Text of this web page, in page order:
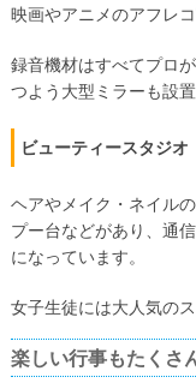
映画やアニメのアフレ
録音機材はすべてプロ
つよう大型ミラーも設置
ビューティースタジオ
ヘアやメイク・ネイル
プー台などがあり、通
になっています。
女子生徒には大人気のス
楽しい行事もたくさ